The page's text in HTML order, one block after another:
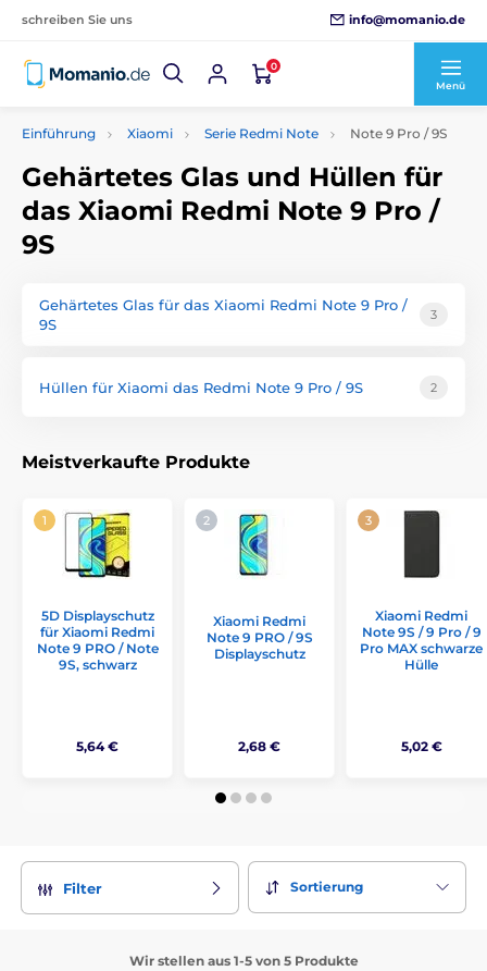
schreiben Sie uns info@momanio.de
0
Menü
Einführung Xiaomi Serie Redmi Note Note 9 Pro / 9S
Gehärtetes Glas und Hüllen für
das Xiaomi Redmi Note 9 Pro /
9S
Gehärtetes Glas für das Xiaomi Redmi Note 9 Pro /
9S
3
Hüllen für Xiaomi das Redmi Note 9 Pro / 9S 2
Meistverkaufte Produkte
5D Displayschutz
für Xiaomi Redmi
Note 9 PRO / Note
9S, schwarz
5,64 €
Xiaomi Redmi
Note 9 PRO / 9S
Displayschutz
2,68 €
Xiaomi Redmi
Note 9S / 9 Pro / 9
Pro MAX schwarze
Hülle
5,02 €
Filter Sortierung
Wir stellen aus 1-5 von 5 Produkte